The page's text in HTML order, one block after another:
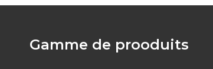
Gamme de prooduits